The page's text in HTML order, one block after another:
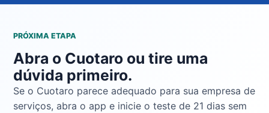
PRÓXIMA ETAPA
Abra o Cuotaro ou tire uma
dúvida primeiro.
Se o Cuotaro parece adequado para sua empresa de
serviços, abra o app e inicie o teste de 21 dias sem